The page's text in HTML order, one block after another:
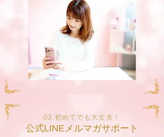
03.初めてでも大丈夫！
公式LINEメルマガサポート